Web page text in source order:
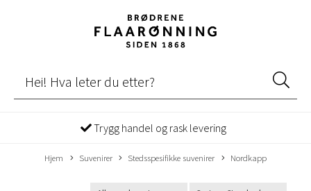
Trygg handel og rask levering
Hjem Suvenirer Stedsspesifikke suvenirer Nordkapp